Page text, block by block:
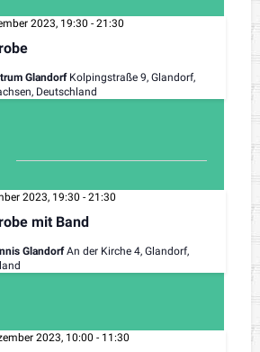
2023, 19:30 - 21:30
Glandorf Kolpingstraße 9, Glandorf,
Deutschland
mit Band
2023, 19:30 - 21:30
GlandorfAn der Kirche 4, Glandorf,
2023, 10:00 - 11:30